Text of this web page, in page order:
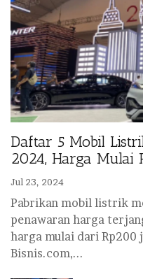
Daftar 5 Mobil
2024, Harga Mulai
Jul 23, 2024
Pabrikan mobil listrik
penawaran harga
harga mulai dari
Bisnis.com,...